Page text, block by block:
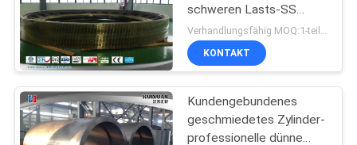
schweren Lasts-SS
industrielles großes
Hohlrad 12000T
Verhandlungsfähig MOQ:1-teilig
KONTAKT
Kundengebundenes
geschmiedetes Zylinder-
professionelle dünne